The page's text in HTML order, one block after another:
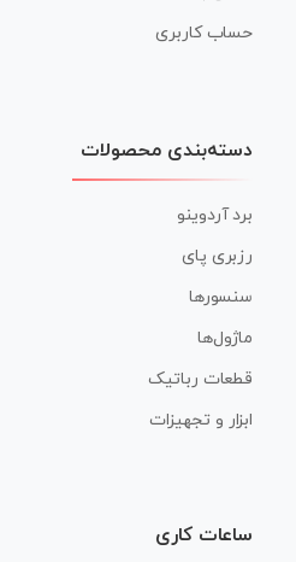
حساب کاربری
دسته‌بندی محصولات
برد آردوینو
رزبری پای
سنسورها
ماژول‌ها
قطعات رباتیک
ابزار و تجهیزات
ساعات کاری